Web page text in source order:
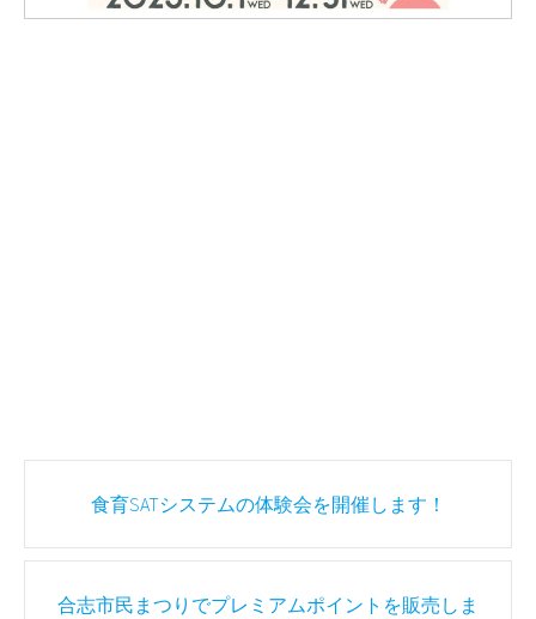
navigation
食育SATシステムの体験会を開催します！
合志市民まつりでプレミアムポイントを販売しま